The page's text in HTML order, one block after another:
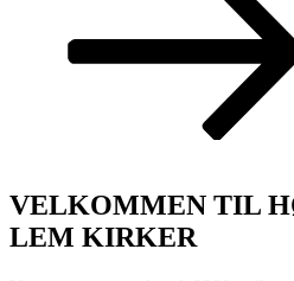
VELKOMMEN TIL
LEM KIRKER